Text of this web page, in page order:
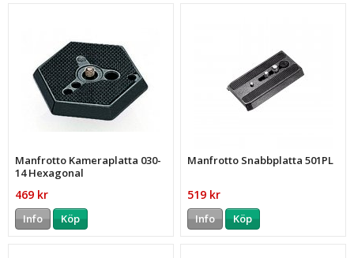
Manfrotto Kameraplatta 030-
14 Hexagonal
469 kr
Info Köp
Manfrotto Snabbplatta 501PL
519 kr
Info Köp